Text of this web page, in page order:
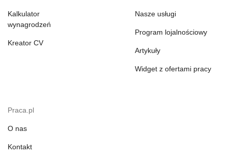
Kalkulator
wynagrodzeń
Kreator CV
Nasze usługi
Program lojalnościowy
Artykuły
Widget z ofertami pracy
Praca.pl
O nas
Kontakt